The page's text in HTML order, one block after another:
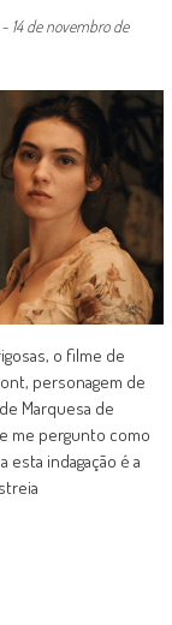
14 de novembro de
o filme de
personagem de
Marquesa de
me pergunto como
indagação é a